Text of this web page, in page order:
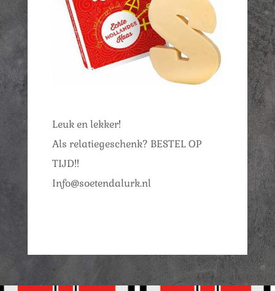
Leuk en lekker!
Als relatiegeschenk? BESTEL OP
TIJD!!
Info@soetendalurk.nl